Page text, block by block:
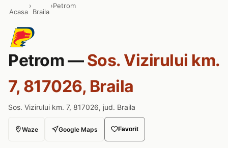
Acasa
›
Braila
›Petrom
Petrom —Sos. Vizirului km.
7, 817026, Braila
Sos. Vizirului km. 7, 817026, jud. Braila
Waze Google Maps Favorit